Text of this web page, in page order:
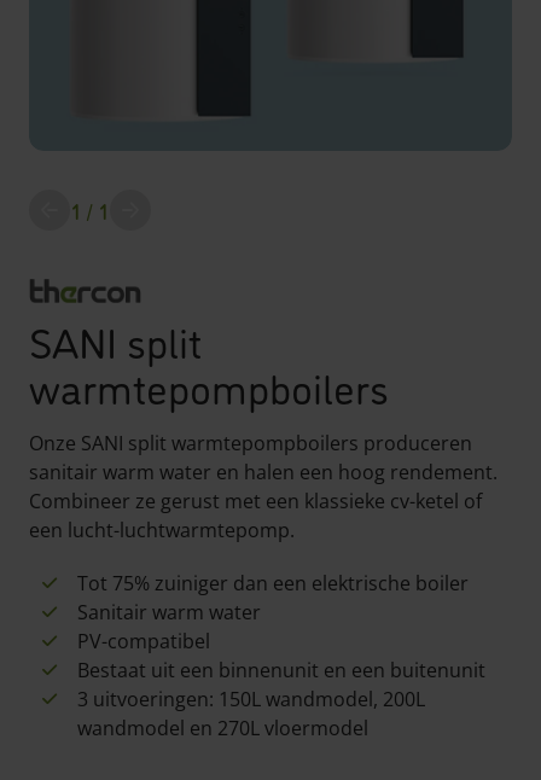
screenreader.slider previous
1 / 1
SANI split
warmtepompboilers
Onze SANI split warmtepompboilers produceren
sanitair warm water en halen een hoog rendement.
Combineer ze gerust met een klassieke cv-ketel of
een lucht-luchtwarmtepomp.
Tot 75% zuiniger dan een elektrische boiler
Sanitair warm water
PV-compatibel
Bestaat uit een binnenunit en een buitenunit
3 uitvoeringen: 150L wandmodel, 200L
wandmodel en 270L vloermodel